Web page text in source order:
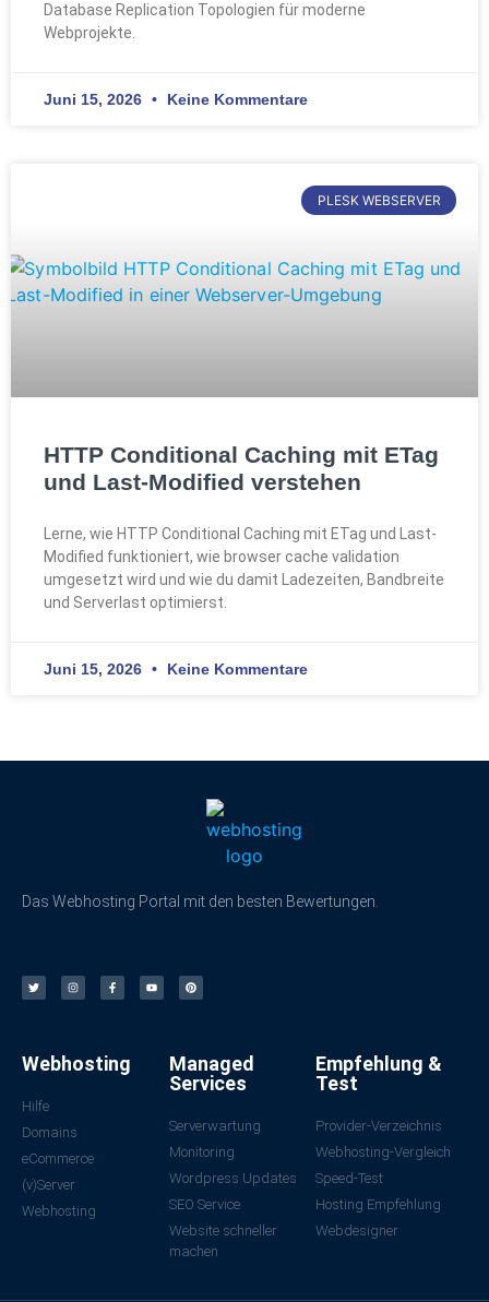
Database Replication Topologien für moderne
Webprojekte.
Juni 15, 2026 Keine Kommentare
PLESK WEBSERVER
HTTP Conditional Caching mit ETag
und Last-Modified verstehen
Lerne, wie HTTP Conditional Caching mit ETag und Last-
Modified funktioniert, wie browser cache validation
umgesetzt wird und wie du damit Ladezeiten, Bandbreite
und Serverlast optimierst.
Juni 15, 2026 Keine Kommentare
Das Webhosting Portal mit den besten Bewertungen.
Webhosting
Hilfe
Domains
eCommerce
(v)Server
Webhosting
Managed
Services
Serverwartung
Monitoring
Wordpress Updates
SEO Service
Website schneller
machen
Empfehlung &
Test
Provider-Verzeichnis
Webhosting-Vergleich
Speed-Test
Hosting Empfehlung
Webdesigner